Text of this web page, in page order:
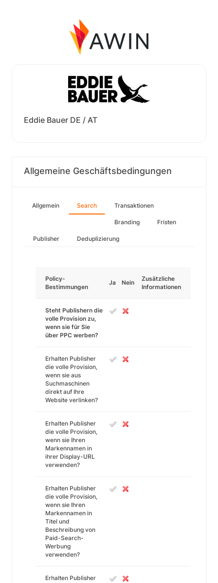
Eddie Bauer DE / AT
Allgemeine Geschäftsbedingungen
Allgemein Search Transaktionen
Branding Fristen
Publisher Deduplizierung
Policy-
Bestimmungen
Ja Nein
Zusätzliche
Informationen
Steht Publishern die
volle Provision zu,
wenn sie für Sie
über PPC werben?
Erhalten Publisher
die volle Provision,
wenn sie aus
Suchmaschinen
direkt auf Ihre
Website verlinken?
Erhalten Publisher
die volle Provision,
wenn sie Ihren
Markennamen in
ihrer Display-URL
verwenden?
Erhalten Publisher
die volle Provision,
wenn sie Ihren
Markennamen in
Titel und
Beschreibung von
Paid-Search-
Werbung
verwenden?
Erhalten Publisher